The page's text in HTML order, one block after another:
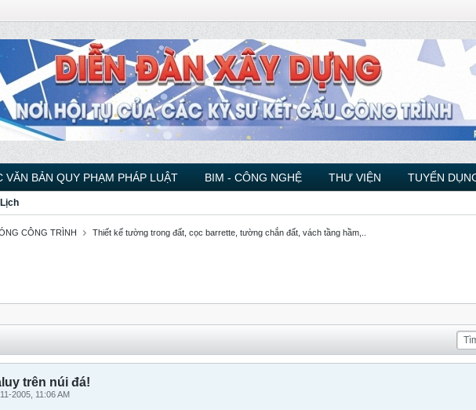
VĂN BẢN QUY PHẠM PHÁP LUẬT BIM - CÔNG NGHỆ THƯ VIỆN TUYỂN
Lịch
CÔNG TRÌNH Thiết kế tường trong đất, cọc barrette, tường chắn đất, vách tầng hầm,..
trên núi đá!
2005, 11:06 AM